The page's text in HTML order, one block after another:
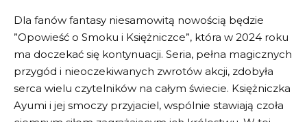
Dla fanów ​fantasy niesamowitą‍ nowością⁤ będzie
‍”Opowieść o Smoku i Księżniczce”, która⁤ w⁣ 2024 roku
ma doczekać się ​kontynuacji. ​Seria, pełna magicznych
⁢przygód i‌ nieoczekiwanych zwrotów akcji, zdobyła​
serca ​wielu czytelników na całym świecie. Księżniczka
Ayumi i​ jej smoczy ​przyjaciel, wspólnie stawiają czoła